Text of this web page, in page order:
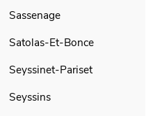
Sassenage
Satolas-Et-Bonce
Seyssinet-Pariset
Seyssins